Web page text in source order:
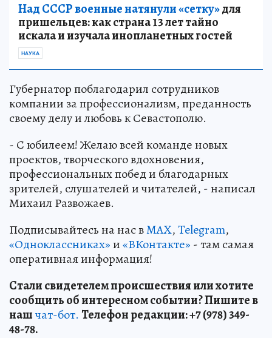
Над СССР военные натянули «сетку»для
пришельцев: как страна 13 лет тайно
искала и изучала инопланетных гостей
НАУКА
Губернатор поблагодарил сотрудников
компании за профессионализм, преданность
своему делу и любовь к Севастополю.
- С юбилеем! Желаю всей команде новых
проектов, творческого вдохновения,
профессиональных побед и благодарных
зрителей, слушателей и читателей, - написал
Михаил Развожаев.
Подписывайтесь на нас вMAX,Telegram,
«Одноклассниках»и«ВКонтакте» - там самая
оперативная информация!
Стали свидетелем происшествия или хотите
сообщить об интересном событии? Пишите в
нашчат-бот. Телефон редакции: +7 (978) 349-
48-78.